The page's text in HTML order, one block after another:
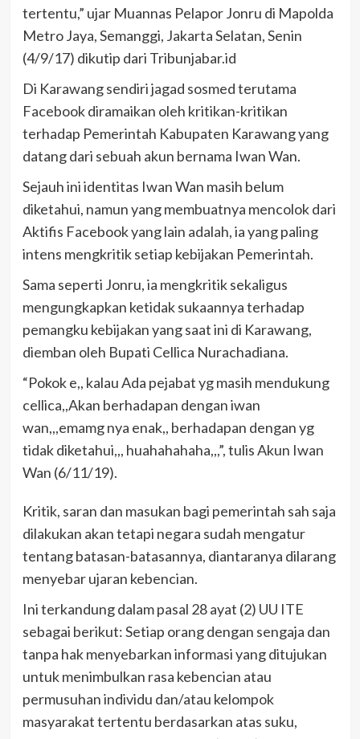
tertentu,” ujar Muannas Pelapor Jonru di Mapolda
Metro Jaya, Semanggi, Jakarta Selatan, Senin
(4/9/17) dikutip dari Tribunjabar.id
Di Karawang sendiri jagad sosmed terutama
Facebook diramaikan oleh kritikan-kritikan
terhadap Pemerintah Kabupaten Karawang yang
datang dari sebuah akun bernama Iwan Wan.
Sejauh ini identitas Iwan Wan masih belum
diketahui, namun yang membuatnya mencolok dari
Aktifis Facebook yang lain adalah, ia yang paling
intens mengkritik setiap kebijakan Pemerintah.
Sama seperti Jonru, ia mengkritik sekaligus
mengungkapkan ketidak sukaannya terhadap
pemangku kebijakan yang saat ini di Karawang,
diemban oleh Bupati Cellica Nurachadiana.
“Pokok e,, kalau Ada pejabat yg masih mendukung
cellica,,Akan berhadapan dengan iwan
wan,,,emamg nya enak,, berhadapan dengan yg
tidak diketahui,,, huahahahaha,,,”, tulis Akun Iwan
Wan (6/11/19).
Kritik, saran dan masukan bagi pemerintah sah saja
dilakukan akan tetapi negara sudah mengatur
tentang batasan-batasannya, diantaranya dilarang
menyebar ujaran kebencian.
Ini terkandung dalam pasal 28 ayat (2) UU ITE
sebagai berikut: Setiap orang dengan sengaja dan
tanpa hak menyebarkan informasi yang ditujukan
untuk menimbulkan rasa kebencian atau
permusuhan individu dan/atau kelompok
masyarakat tertentu berdasarkan atas suku,